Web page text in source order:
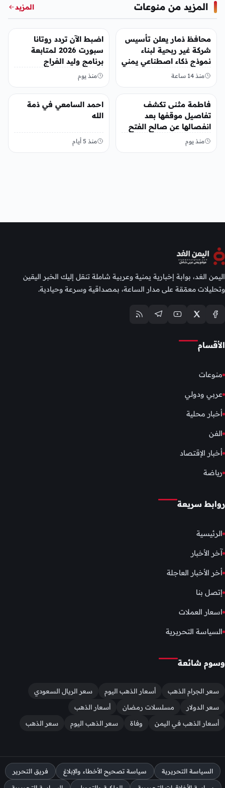
المزيد من منوعات المزيد
منوعات
محافظ ذمار يعلن تأسيس
شركة غير ربحية لبناء
نموذج ذكاء اصطناعي يمني
منذ 14 ساعة
اضبط الآن تردد روتانا
سبورت 2026 لمتابعة
برنامج وليد الفراج
منذ يوم
منوعات
فاطمة مثنى تكشف
تفاصيل موقفها بعد
انفصالها عن صالح الفتح
منذ يوم
احمد السامعي في ذمة
الله
منذ 5 أيام
اليمن الغد، بوابة إخبارية يمنية وعربية شاملة تنقل إليك الخبر اليقين
وتحليلات معمّقة على مدار الساعة، بمصداقية وسرعة وحيادية.
الأقسام
منوعات
عربي ودولي
أخبار محلية
الفن
أخبار الإقتصاد
رياضة
روابط سريعة
الرئيسية
آخر الأخبار
أخر الأخبار العاجلة
إتصل بنا
اسعار العملات
السياسة التحريرية
وسوم شائعة
سعر الجرام الذهب أسعار الذهب اليوم
سعر الريال السعودي
سعر الدولار
مسلسلات رمضان
أسعار الذهب
أسعار الذهب في اليمن
وفاة سعر الذهب اليوم سعر الذهب
السياسة التحريرية سياسة تصحيح الأخطاء والإبلاغ فريق التحرير